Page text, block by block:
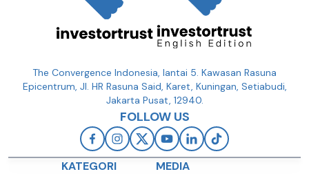
The Convergence Indonesia, lantai 5. Kawasan Rasuna
Epicentrum, Jl. HR Rasuna Said, Karet, Kuningan, Setiabudi,
Jakarta Pusat, 12940.
FOLLOW US
KATEGORI MEDIA